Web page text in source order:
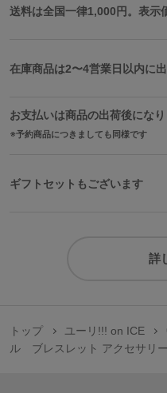
送料は全国一律1,000円。表示
在庫商品は2〜4営業日以内に
お支払いは商品の出荷後にな
予約商品につきましても同様です
ギフトセットもございます
詳
トップ ユーリ!!! on ICE
ル ブレスレット アクセサリ